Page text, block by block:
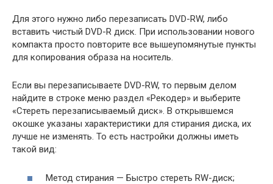
Для этого нужно либо перезаписать DVD-RW, либо
вставить чистый DVD-R диск. При использовании нового
компакта просто повторите все вышеупомянутые пункты
для копирования образа на носитель.
Если вы перезаписываете DVD-RW, то первым делом
найдите в строке меню раздел «Рекодер» и выберите
«Стереть перезаписываемый диск». В открывшемся
окошке указаны характеристики для стирания диска, их
лучше не изменять. То есть настройки должны иметь
такой вид:
Метод стирания — Быстро стереть RW-диск;